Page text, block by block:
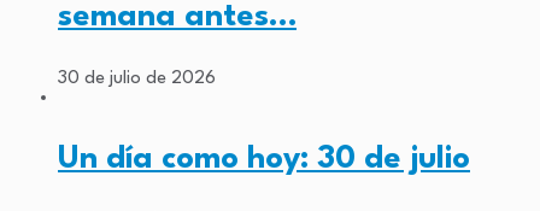
semana antes…
30 de julio de 2026
Un día como hoy: 30 de julio